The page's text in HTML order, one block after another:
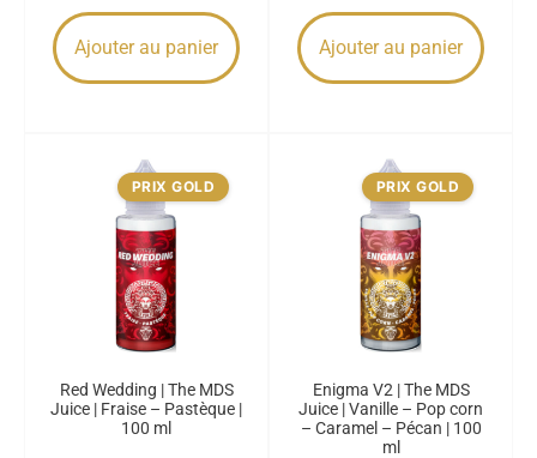
Ajouter au panier Ajouter au panier
PRIX GOLD
Red Wedding | The MDS
Juice | Fraise – Pastèque |
100 ml
PRIX GOLD
Enigma V2 | The MDS
Juice | Vanille – Pop corn
– Caramel – Pécan | 100
ml